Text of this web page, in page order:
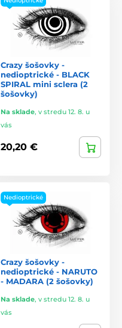
Crazy šošovky -
nedioptrické - BLACK
SPIRAL mini sclera (2
šošovky)
Na sklade, v stredu 12. 8. u
vás
20,20 €
Nedioptrické
Crazy šošovky -
nedioptrické - NARUTO
- MADARA (2 šošovky)
Na sklade, v stredu 12. 8. u
vás